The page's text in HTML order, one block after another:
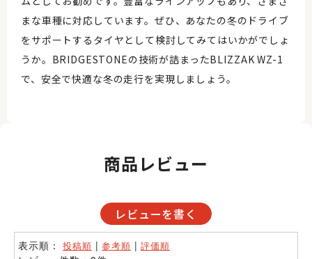
まな車種に対応しています。ぜひ、あなたの冬のドライブ
をサポートするタイヤとして検討してみてはいかがでしょ
うか。BRIDGESTONEの技術が詰まったBLIZZAK WZ-1
で、安全で快適な冬の走行を実現しましょう。
商品レビュー
レビューを書く
表示順：投稿順 |参考順 |評価順